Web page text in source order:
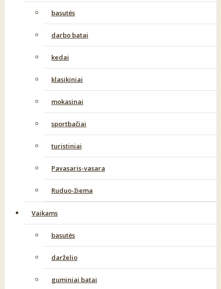
basutės
darbo batai
kedai
klasikiniai
mokasinai
sportbačiai
turistiniai
Pavasaris-vasara
Ruduo-žiema
Vaikams
basutės
darželio
guminiai batai